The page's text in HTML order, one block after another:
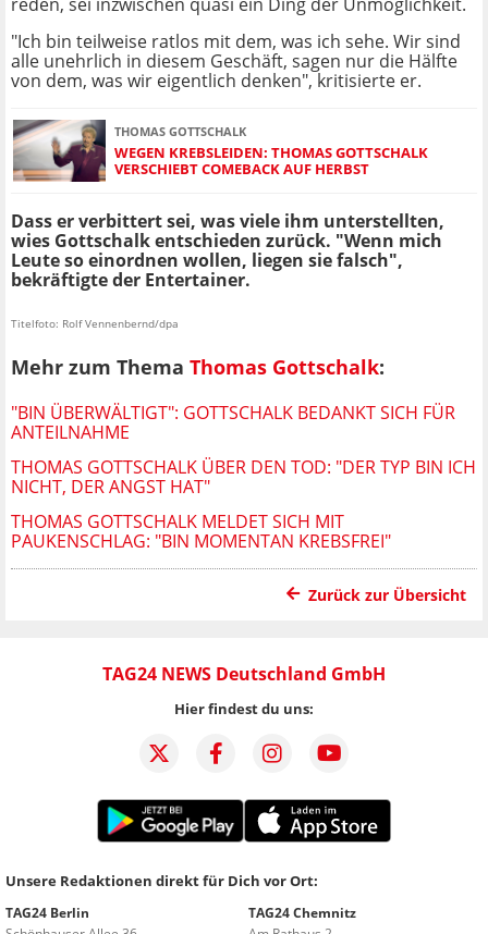
reden, sei inzwischen quasi ein Ding der Unmöglichkeit.
"Ich bin teilweise ratlos mit dem, was ich sehe. Wir sind
alle unehrlich in diesem Geschäft, sagen nur die Hälfte
von dem, was wir eigentlich denken", kritisierte er.
THOMAS GOTTSCHALK
WEGEN KREBSLEIDEN: THOMAS GOTTSCHALK
VERSCHIEBT COMEBACK AUF HERBST
Dass er verbittert sei, was viele ihm unterstellten,
wies Gottschalk entschieden zurück. "Wenn mich
Leute so einordnen wollen, liegen sie falsch",
bekräftigte der Entertainer.
Titelfoto: Rolf Vennenbernd/dpa
Mehr zum Thema Thomas Gottschalk:
"BIN ÜBERWÄLTIGT": GOTTSCHALK BEDANKT SICH FÜR
ANTEILNAHME
THOMAS GOTTSCHALK ÜBER DEN TOD: "DER TYP BIN ICH
NICHT, DER ANGST HAT"
THOMAS GOTTSCHALK MELDET SICH MIT
PAUKENSCHLAG: "BIN MOMENTAN KREBSFREI"
Zurück zur Übersicht
TAG24 NEWS Deutschland GmbH
Hier findest du uns:
Unsere Redaktionen direkt für Dich vor Ort:
TAG24 Berlin
TAG24 Chemnitz